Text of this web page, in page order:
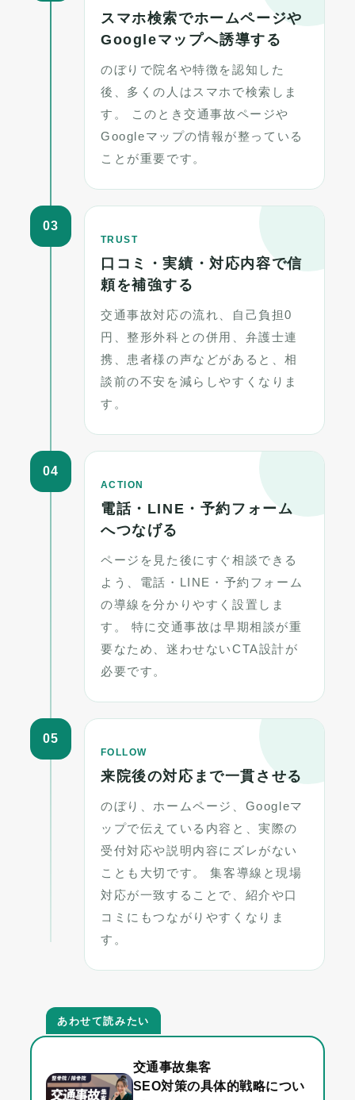
スマホ検索でホームページや
Googleマップへ誘導する
のぼりで院名や特徴を認知した
後、多くの人はスマホで検索しま
す。 このとき交通事故ページや
Googleマップの情報が整っている
ことが重要です。
03
TRUST
口コミ・実績・対応内容で信
頼を補強する
交通事故対応の流れ、自己負担0
円、整形外科との併用、弁護士連
携、患者様の声などがあると、相
談前の不安を減らしやすくなりま
す。
04
ACTION
電話・LINE・予約フォーム
へつなげる
ページを見た後にすぐ相談できる
よう、電話・LINE・予約フォーム
の導線を分かりやすく設置しま
す。 特に交通事故は早期相談が重
要なため、迷わせないCTA設計が
必要です。
05
FOLLOW
来院後の対応まで一貫させる
のぼり、ホームページ、Googleマ
ップで伝えている内容と、実際の
受付対応や説明内容にズレがない
ことも大切です。 集客導線と現場
対応が一致することで、紹介や口
コミにもつながりやすくなりま
す。
あわせて読みたい
交通事故集客
SEO対策の具体的戦略につい